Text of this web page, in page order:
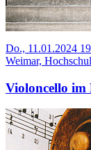
Do., 11.01.2024
Weimar,
Violoncello im